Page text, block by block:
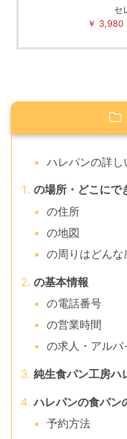
セ
￥ 3,980
ハレパンの詳
の場所・どこにで
の住所
の地図
の周りはどんな
の基本情報
の電話番号
の営業時間
の求人・アルバ
純生食パン工房ハ
ハレパンの食パン
予約方法